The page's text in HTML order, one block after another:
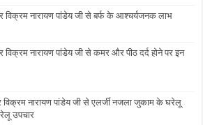
विक्रम नारायण पांडेय जी से बर्फ के आश्चर्यजनक लाभ
विक्रम नारायण पांडेय जी से कमर और पीठ दर्द होने पर इन
विक्रम नारायण पांडेय जी से एलर्जी नजला जुकाम के घरेलू
उपचार